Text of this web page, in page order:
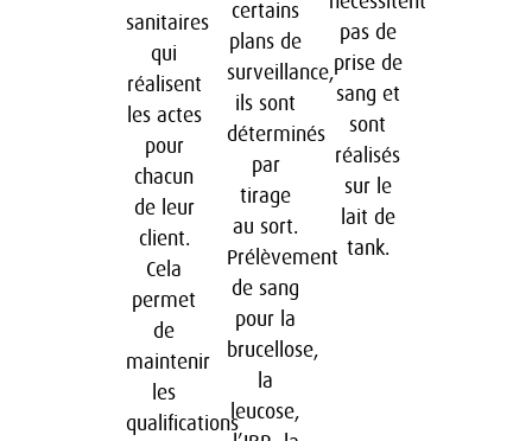
sanitaires
qui
réalisent
les actes
pour
chacun
de leur
client.
Cela
permet
de
maintenir
les
qualifications
certains
plans de
surveillance,
ils sont
déterminés
par
tirage
au sort.
Prélèvement
de sang
pour la
brucellose,
la
leucose,
pas de
prise de
sang et
sont
réalisés
sur le
lait de
tank.